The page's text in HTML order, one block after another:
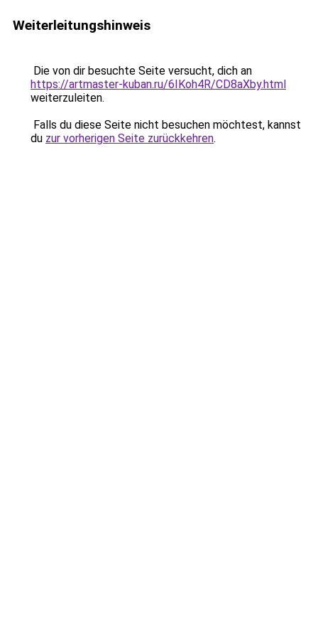
Weiterleitungshinweis
Die von dir besuchte Seite versucht, dich an
https://artmaster-kuban.ru/6IKoh4R/CD8aXby.html
weiterzuleiten.
Falls du diese Seite nicht besuchen möchtest, kannst
du zur vorherigen Seite zurückkehren.